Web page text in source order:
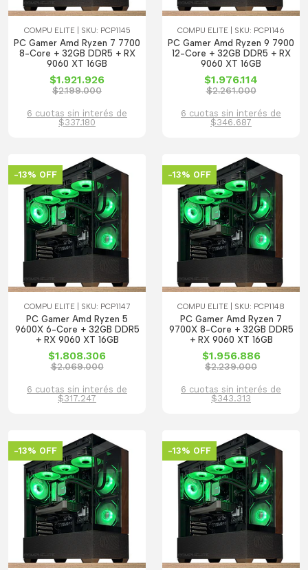
COMPU ELITE | SKU: PCP1145
PC Gamer Amd Ryzen 7 7700
8-Core + 32GB DDR5 + RX
9060 XT 16GB
$1.921.926
$2.199.000
6 cuotas sin interés de
$337.180
COMPU ELITE | SKU: PCP1146
PC Gamer Amd Ryzen 9 7900
12-Core + 32GB DDR5 + RX
9060 XT 16GB
$1.976.114
$2.261.000
6 cuotas sin interés de
$346.687
-13% OFF
COMPU ELITE | SKU: PCP1147
PC Gamer Amd Ryzen 5
9600X 6-Core + 32GB DDR5
+ RX 9060 XT 16GB
$1.808.306
$2.069.000
6 cuotas sin interés de
$317.247
-13% OFF
COMPU ELITE | SKU: PCP1148
PC Gamer Amd Ryzen 7
9700X 8-Core + 32GB DDR5
+ RX 9060 XT 16GB
$1.956.886
$2.239.000
6 cuotas sin interés de
$343.313
-13% OFF -13% OFF